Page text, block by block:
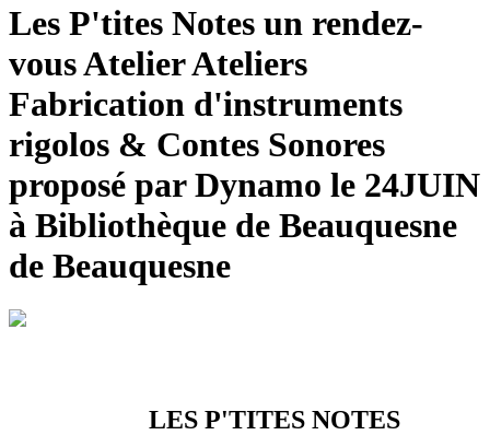
Les P'tites Notes un rendez-
vous Atelier Ateliers
Fabrication d'instruments
rigolos & Contes Sonores
proposé par Dynamo le 24JUIN
à Bibliothèque de Beauquesne
de Beauquesne
LES P'TITES NOTES